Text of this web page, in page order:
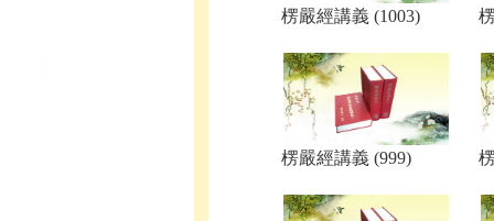
楞嚴經講義 (1003)
楞嚴經講義 (999)